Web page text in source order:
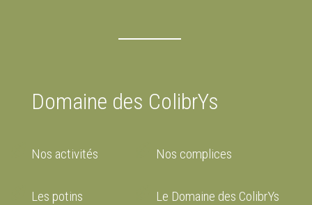
Domaine des ColibrYs
Nos activités Nos complices
Les potins Le Domaine des ColibrYs